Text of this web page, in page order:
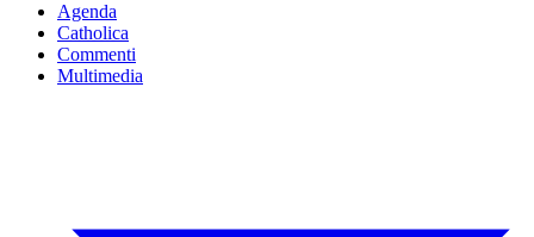
Agenda
Catholica
Commenti
Multimedia